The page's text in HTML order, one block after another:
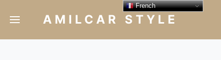
AMILCAR STYLE
French